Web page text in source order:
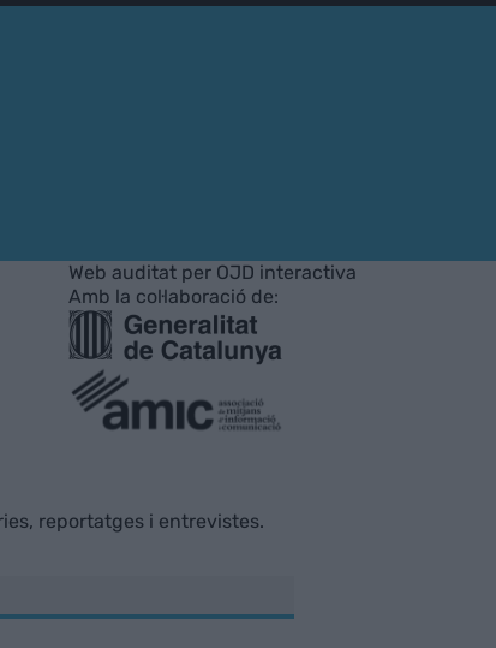
Web auditat per OJD interactiva
Amb la col·laboració de:
reportatges i entrevistes.